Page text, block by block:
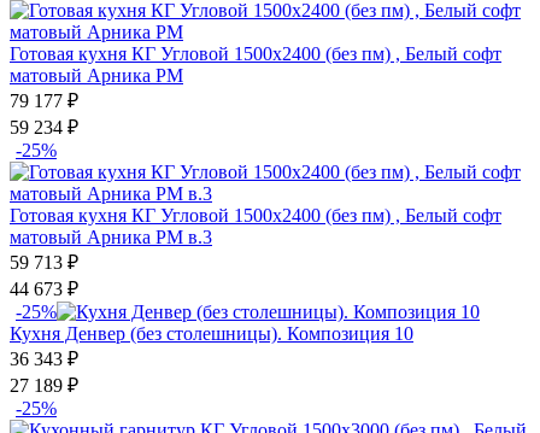
Готовая кухня КГ Угловой 1500х2400 (без пм) , Белый софт
матовый Арника РМ
79 177 ₽
59 234 ₽
-25%
Готовая кухня КГ Угловой 1500х2400 (без пм) , Белый софт
матовый Арника РМ в.3
59 713 ₽
44 673 ₽
-25%
Кухня Денвер (без столешницы). Композиция 10
36 343 ₽
27 189 ₽
-25%